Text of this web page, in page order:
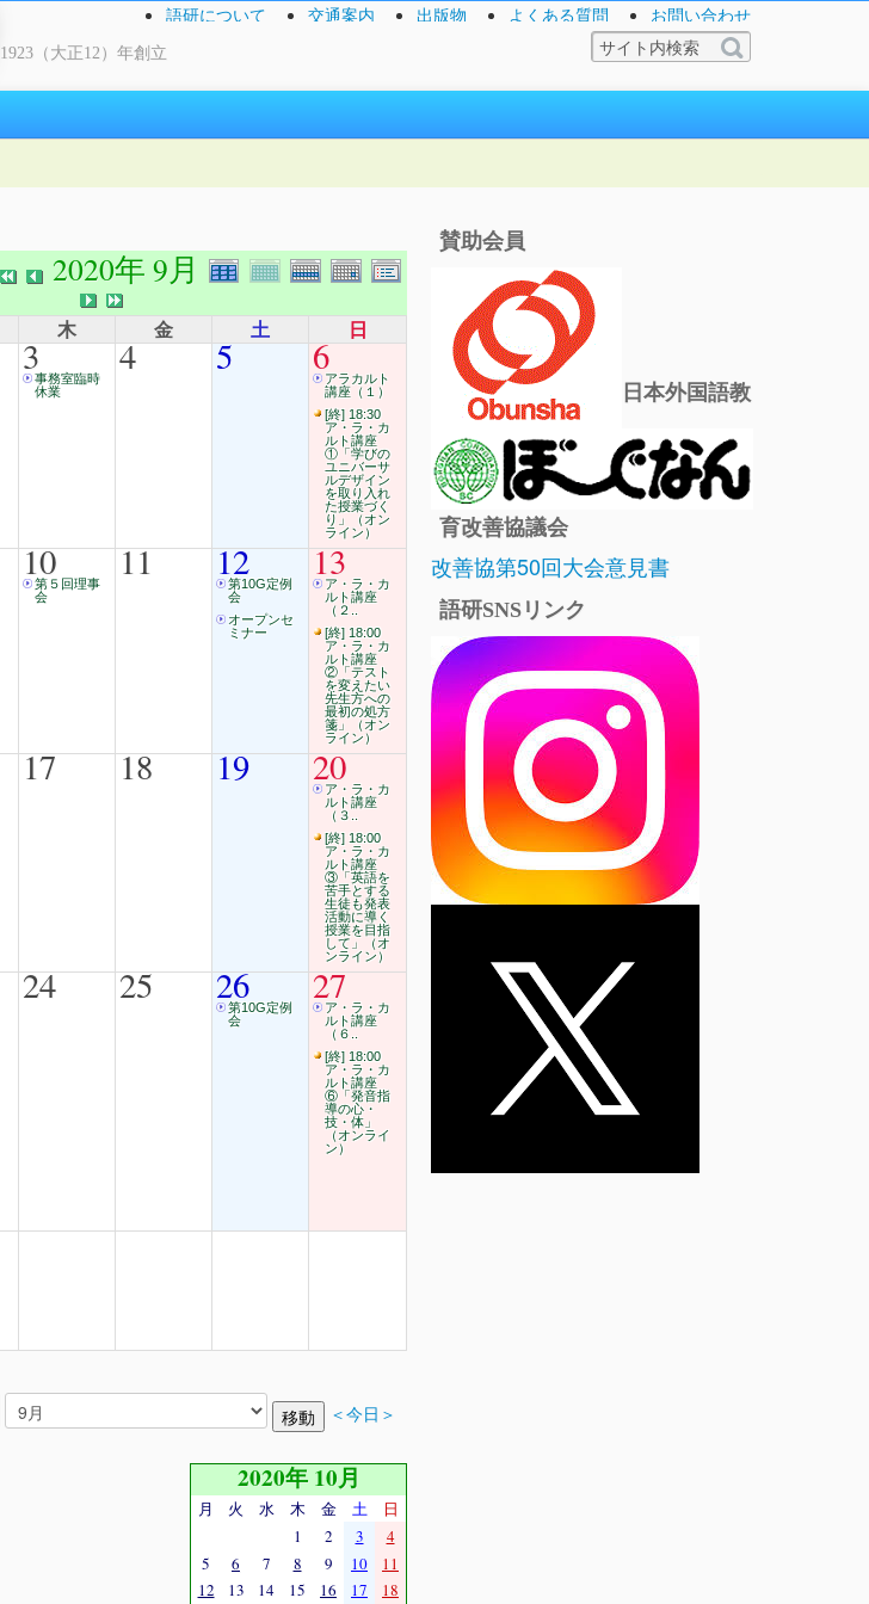
1923（大正12）年創立
語研について 交通案内 出版物 よくある質問 お問い合わせ
2020年 9月
木 金 土 日
3事務室臨時
休業
4 5 6アラカルト
講座（１）
[終] 18:30
ア・ラ・カ
ルト講座
①「学びの
ユニバーサ
ルデザイン
を取り入れ
た授業づく
り」（オン
ライン）
10
第５回理事
会
11 12
第10G定例
会
オープンセ
ミナー
13
ア・ラ・カ
ルト講座
（２..
[終] 18:00
ア・ラ・カ
ルト講座
②「テスト
を変えたい
先生方への
最初の処方
箋」（オン
ライン）
17 18 19 20
ア・ラ・カ
ルト講座
（３..
[終] 18:00
ア・ラ・カ
ルト講座
③「英語を
苦手とする
生徒も発表
活動に導く
授業を目指
して」（オ
ンライン）
24 25 26
第10G定例
会
27
ア・ラ・カ
ルト講座
（６..
[終] 18:00
ア・ラ・カ
ルト講座
⑥「発音指
導の心・
技・体」
（オンライ
ン）
＜今日＞
2020年 10月
月 火 水 木 金 土
日
1
2 3
4
5
6 7 8 9 10
11
12
13 14 15 16 17 18
賛助会員
日本外国語教
育改善協議会
改善協第50回大会意見書
語研SNSリンク